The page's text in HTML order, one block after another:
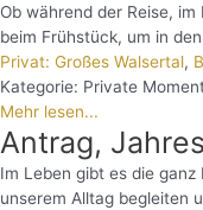
Ob während der Reise,
beim Frühstück, um in
Privat: Großes Walsertal,
Kategorie: Private
Mehr lesen...
Antrag,
Im Leben gibt es die
unserem Alltag begleiten